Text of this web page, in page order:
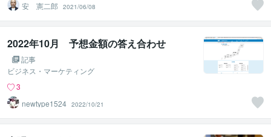
安 憲二郎
2021/06/08
2022年10月 予想金額の答え合わせ
記事
ビジネス・マーケティング
3
newtype1524 2022/10/21